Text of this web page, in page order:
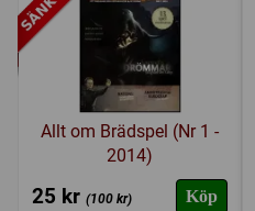
Försälj. rank: 17040/18132
Allt om Brädspel (Nr 1 -
2014)
25 kr (100 kr) Köp